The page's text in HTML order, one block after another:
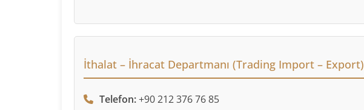
İthalat – İhracat Departmanı (Trading Import – Export)
Telefon:+90 212 376 76 85